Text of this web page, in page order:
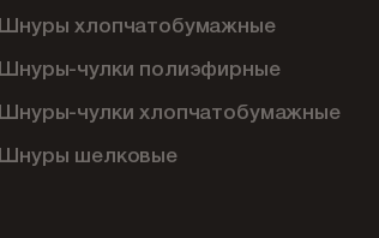
Шнуры хлопчатобумажные
Шнуры-чулки полиэфирные
Шнуры-чулки хлопчатобумажные
Шнуры шелковые